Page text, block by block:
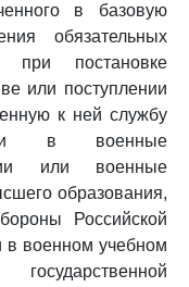
в базовую
обязательных
при постановке
или поступлении
к ней службу
в военные
или военные
образования,
Российской
в военном учебном